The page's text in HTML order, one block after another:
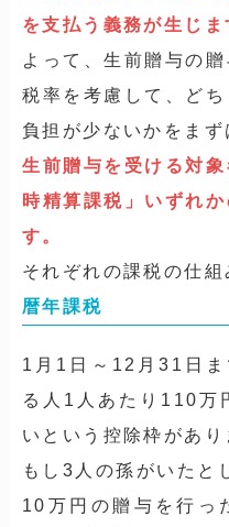
を支払う義務が生じま
よって、生前贈与の
税率を考慮して、ど
負担が少ないかをまず
生前贈与を受ける対
時精算課税」いずれ
す。
それぞれの課税の仕組
暦年課税
1月1日～12月31日
る人1人あたり110万
いという控除枠があり
もし3人の孫がいたと
10万円の贈与を行っ